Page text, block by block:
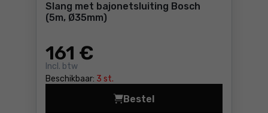
Slang met bajonetsluiting Bosch
(5m, Ø35mm)
161 €
Incl. btw
Beschikbaar: 3 st.
Bestel
Slang met bajonetsluiting